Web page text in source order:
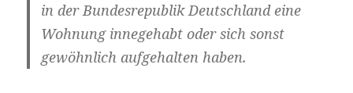
in der Bundesrepublik Deutschland eine
Wohnung innegehabt oder sich sonst
gewöhnlich aufgehalten haben.